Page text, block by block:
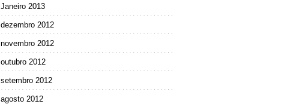
Janeiro 2013
dezembro 2012
novembro 2012
outubro 2012
setembro 2012
agosto 2012